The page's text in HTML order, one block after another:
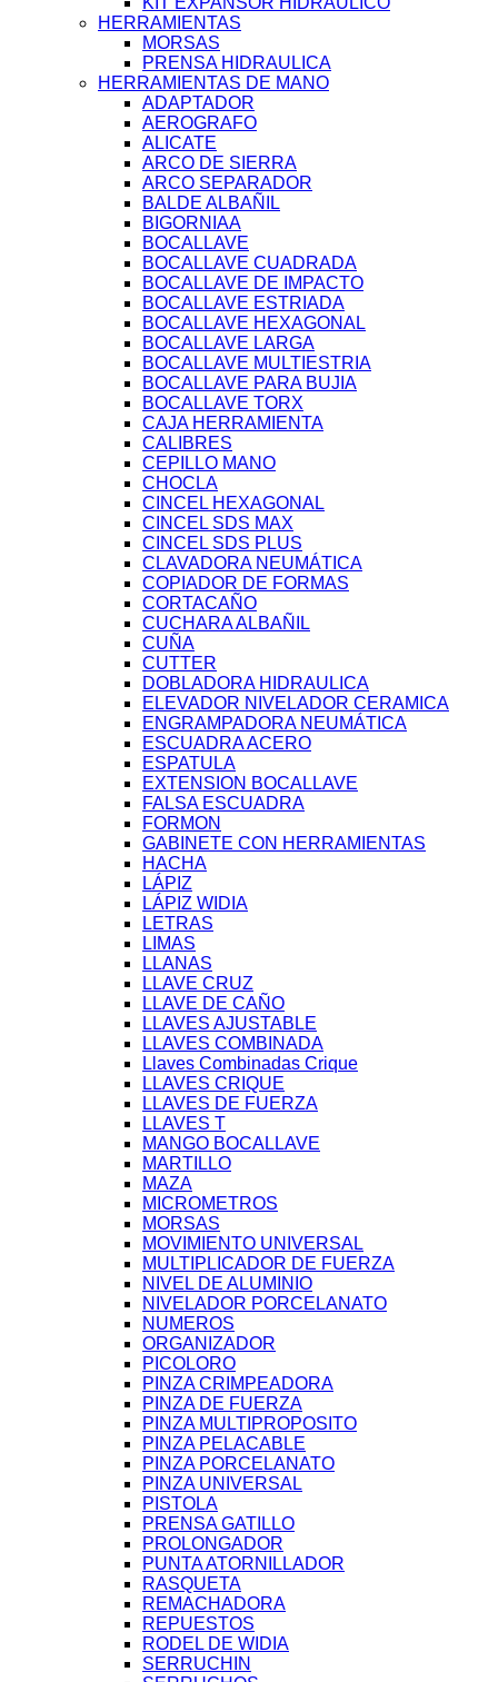
HERRAMIENTAS
MORSAS
PRENSA HIDRAULICA
HERRAMIENTAS DE MANO
ADAPTADOR
AEROGRAFO
ALICATE
ARCO DE SIERRA
ARCO SEPARADOR
BALDE ALBAÑIL
BIGORNIAA
BOCALLAVE
BOCALLAVE CUADRADA
BOCALLAVE DE IMPACTO
BOCALLAVE ESTRIADA
BOCALLAVE HEXAGONAL
BOCALLAVE LARGA
BOCALLAVE MULTIESTRIA
BOCALLAVE PARA BUJIA
BOCALLAVE TORX
CAJA HERRAMIENTA
CALIBRES
CEPILLO MANO
CHOCLA
CINCEL HEXAGONAL
CINCEL SDS MAX
CINCEL SDS PLUS
CLAVADORA NEUMÁTICA
COPIADOR DE FORMAS
CORTACAÑO
CUCHARA ALBAÑIL
CUÑA
CUTTER
DOBLADORA HIDRAULICA
ELEVADOR NIVELADOR CERAMICA
ENGRAMPADORA NEUMÁTICA
ESCUADRA ACERO
ESPATULA
EXTENSION BOCALLAVE
FALSA ESCUADRA
FORMON
GABINETE CON HERRAMIENTAS
HACHA
LÁPIZ
LÁPIZ WIDIA
LETRAS
LIMAS
LLANAS
LLAVE CRUZ
LLAVE DE CAÑO
LLAVES AJUSTABLE
LLAVES COMBINADA
Llaves Combinadas Crique
LLAVES CRIQUE
LLAVES DE FUERZA
LLAVES T
MANGO BOCALLAVE
MARTILLO
MAZA
MICROMETROS
MORSAS
MOVIMIENTO UNIVERSAL
MULTIPLICADOR DE FUERZA
NIVEL DE ALUMINIO
NIVELADOR PORCELANATO
NUMEROS
ORGANIZADOR
PICOLORO
PINZA CRIMPEADORA
PINZA DE FUERZA
PINZA MULTIPROPOSITO
PINZA PELACABLE
PINZA PORCELANATO
PINZA UNIVERSAL
PISTOLA
PRENSA GATILLO
PROLONGADOR
PUNTA ATORNILLADOR
RASQUETA
REMACHADORA
REPUESTOS
RODEL DE WIDIA
SERRUCHIN